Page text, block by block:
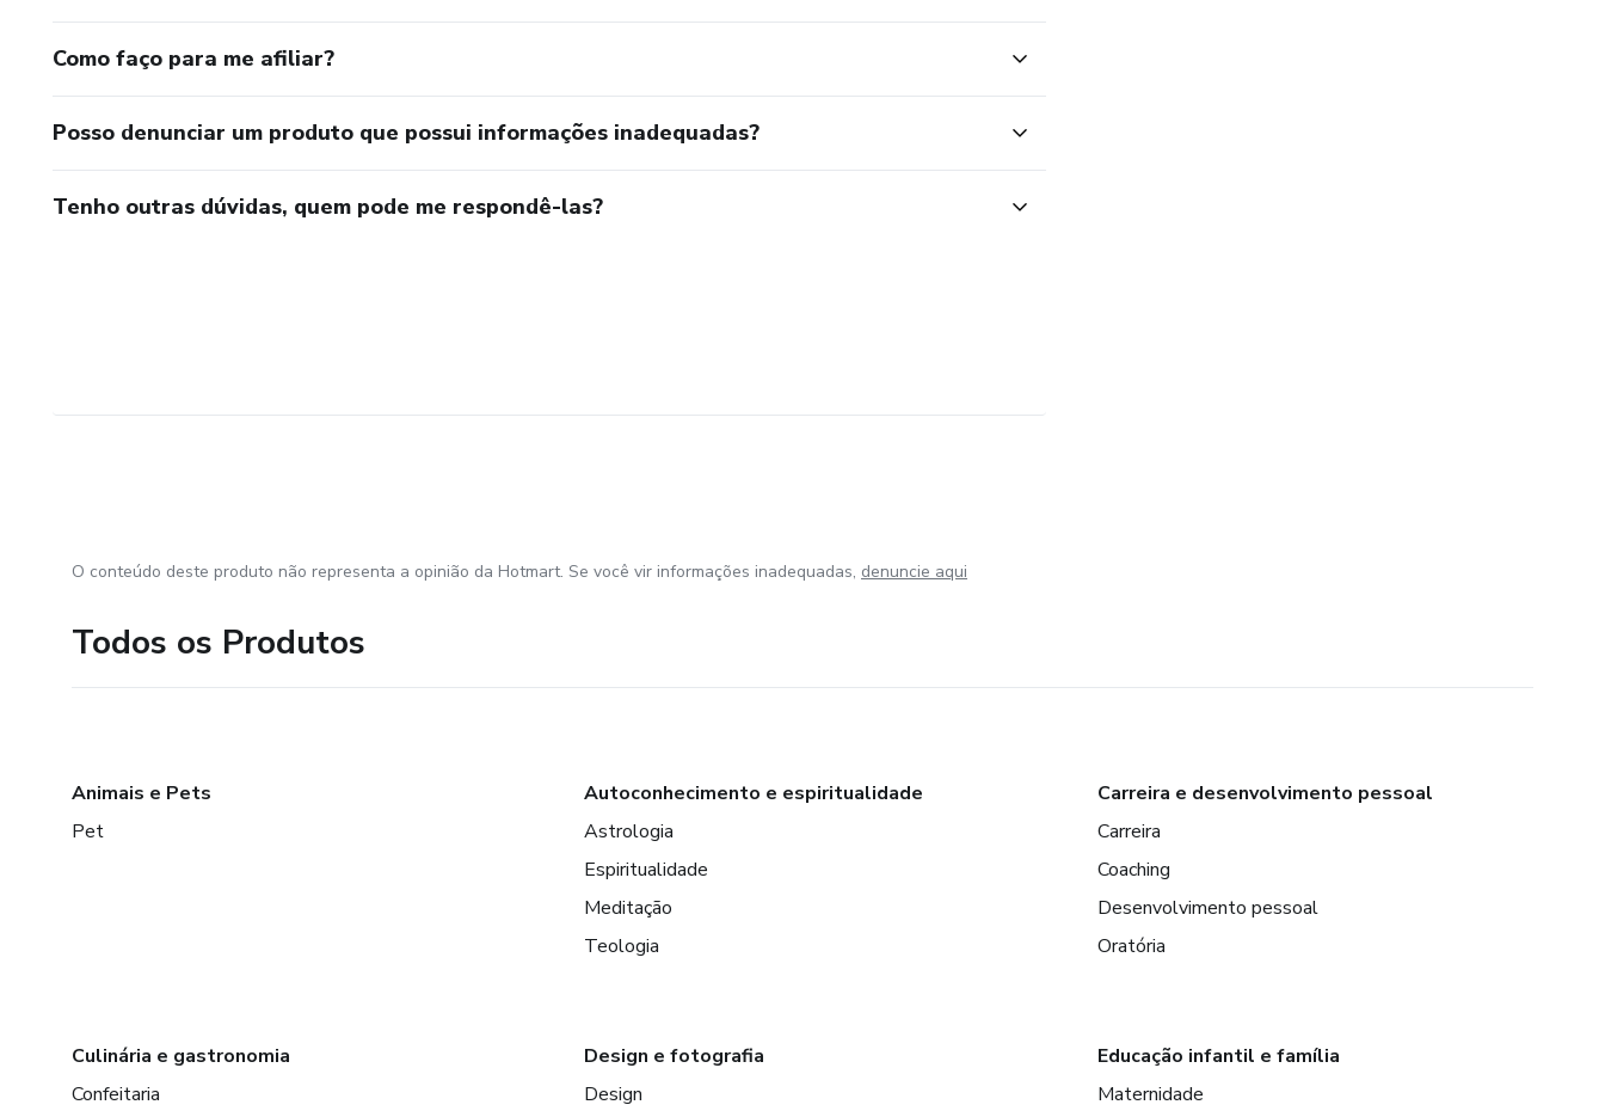
Como faço para me afiliar?
Posso denunciar um produto que possui informações inadequadas?
Tenho outras dúvidas, quem pode me respondê-las?
O conteúdo deste produto não representa a opinião da Hotmart. Se você vir informações inadequadas, denuncie aqui
Todos os Produtos
Animais e Pets
Pet
Autoconhecimento e espiritualidade
Astrologia
Espiritualidade
Meditação
Teologia
Carreira e desenvolvimento pessoal
Carreira
Coaching
Desenvolvimento pessoal
Oratória
Culinária e gastronomia
Confeitaria
Design e fotografia
Design
Educação infantil e família
Maternidade